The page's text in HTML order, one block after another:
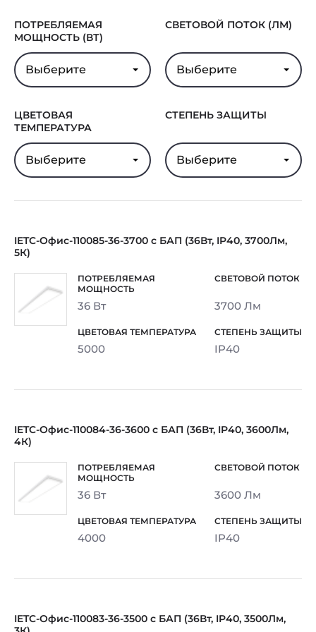
ПОТРЕБЛЯЕМАЯ
МОЩНОСТЬ (ВТ)
Выберите
СВЕТОВОЙ ПОТОК (ЛМ)
Выберите
ЦВЕТОВАЯ
ТЕМПЕРАТУРА
Выберите
СТЕПЕНЬ ЗАЩИТЫ
Выберите
IETC-Офис-110085-36-3700 с БАП (36Вт, IP40, 3700Лм,
5К)
36 Вт 3700 Лм
5000 IP40
IETC-Офис-110084-36-3600 с БАП (36Вт, IP40, 3600Лм,
4К)
36 Вт 3600 Лм
4000 IP40
IETC-Офис-110083-36-3500 с БАП (36Вт, IP40, 3500Лм,